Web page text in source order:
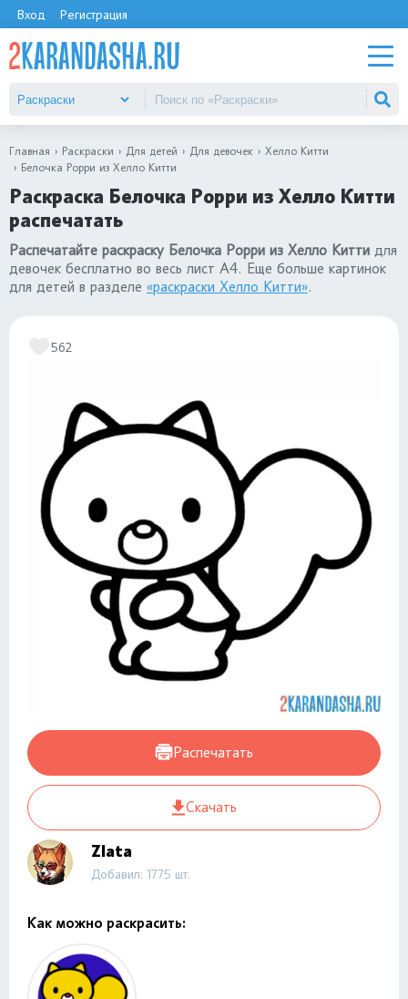
Вход Регистрация
Главная Раскраски Для детей Для девочек
Хелло Китти
Белочка Рорри из Хелло Китти
Раскраска Белочка Рорри из Хелло Китти
распечатать
Распечатайте раскраску Белочка Рорри из Хелло Китти для
девочек бесплатно во весь лист А4. Еще больше картинок
для детей в разделе «раскраски Хелло Китти».
562
Распечатать
Скачать
Zlata
Добавил: 1775 шт.
Как можно раскрасить: